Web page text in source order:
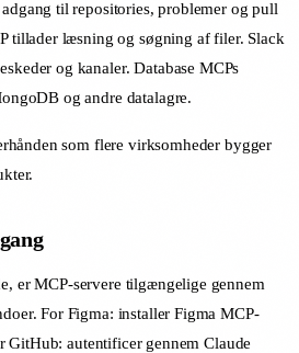
til repositories, problemer og pull
tillader læsning og søgning af filer. Slack
og kanaler. Database MCPs
og andre datalagre.
som flere virksomheder bygger
er MCP-servere tilgængelige gennem
For Figma: installer Figma MCP-
GitHub: autentificer gennem Claude